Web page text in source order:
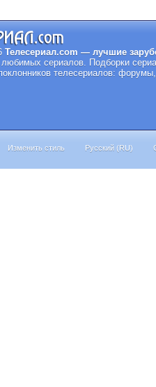
Телесериал.com — лучшие
сериалов. Подборки
телесериалов:
Изменить стиль Русский (RU)